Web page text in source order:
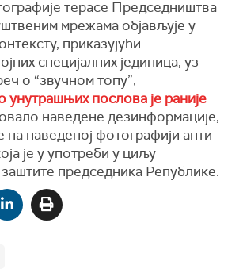
терасе Председништва
мрежама објављује у
приказујући
специјалних јединица, уз
о “звучном топу”,
унутрашњих послова је раније
наведене дезинформације,
на наведеној фотографији анти-
је у употреби у циљу
председника Републике.